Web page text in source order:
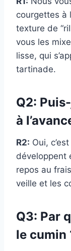
courgettes à
texture de
vous les
lisse, qui
tartinade.
Q2:
à
R2: Oui,
développent
repos au
veille et les
Q3: Par
le cumin